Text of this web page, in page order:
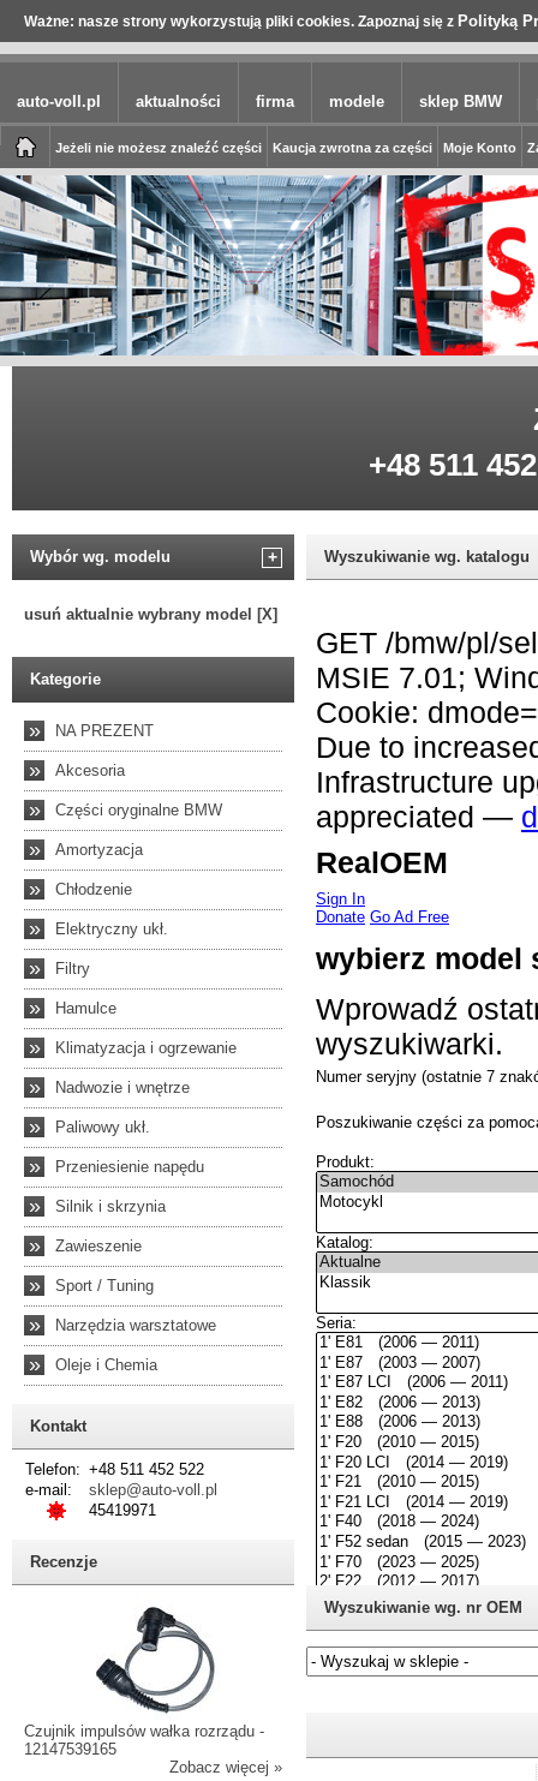
Ważne: nasze strony wykorzystują pliki cookies. Zapoznaj się z Polityką
auto-voll.pl aktualności firma modele sklep BMW
Jeżeli nie możesz znaleźć części Kaucja zwrotna za części Moje Konto
+48 511
Wybór wg. modelu +
usuń aktualnie wybrany model [X]
Kategorie
» NA PREZENT
» Akcesoria
» Części oryginalne BMW
» Amortyzacja
» Chłodzenie
» Elektryczny ukł.
» Filtry
» Hamulce
» Klimatyzacja i ogrzewanie
» Nadwozie i wnętrze
» Paliwowy ukł.
» Przeniesienie napędu
» Silnik i skrzynia
» Zawieszenie
» Sport / Tuning
» Narzędzia warsztatowe
» Oleje i Chemia
Kontakt
Telefon: +48 511 452 522
e-mail:
sklep@auto-voll.pl
45419971
Recenzje
Czujnik impulsów wałka rozrządu -
12147539165
Zobacz więcej »
Wyszukiwanie wg. katalogu
Wyszukiwanie wg. nr OEM